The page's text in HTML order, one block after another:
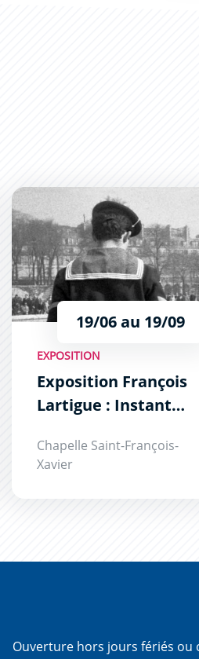
Populaire
Exposition François Lartigue :
19/06 au 19/09
EXPOSITION
Exposition François
Lartigue : Instants
Chapelle Saint-François-
Xavier
Ouverture hors jours fériés ou